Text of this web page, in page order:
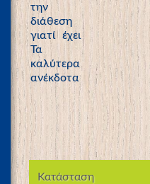
την
διάθεση
γιατί έχει
Τα
καλύτερα
ανέκδοτα
Κατάσταση